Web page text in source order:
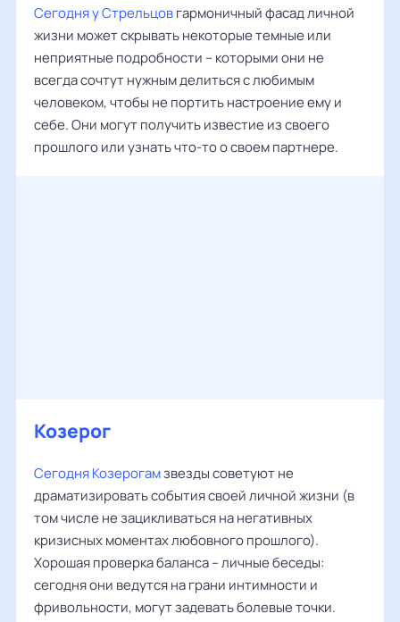
Сегодня у Стрельцовгармоничный фасад личной
жизни может скрывать некоторые темные или
неприятные подробности – которыми они не
всегда сочтут нужным делиться с любимым
человеком, чтобы не портить настроение ему и
себе. Они могут получить известие из своего
прошлого или узнать что-то о своем партнере.
Козерог
Сегодня Козерогамзвезды советуют не
драматизировать события своей личной жизни (в
том числе не зацикливаться на негативных
кризисных моментах любовного прошлого).
Хорошая проверка баланса – личные беседы:
сегодня они ведутся на грани интимности и
фривольности, могут задевать болевые точки.